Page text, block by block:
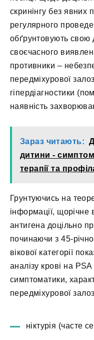
скринінгу без явних
регулярного
обґрунтовують свою
своєчасного
противники –
передміхурової
гіпердіагностики
наявність
Зараз читають:
дитини -
терапії та
Грунтуючись на
інформації, щорічне
антигена доцільно
починаючи з 45-
вікової категорії
аналізу крові на
симптоматики,
передміхурової
ніктурія (часте